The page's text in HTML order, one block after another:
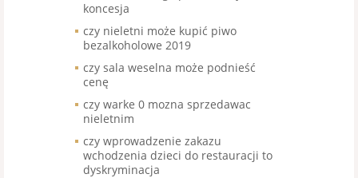
koncesja
czy nieletni może kupić piwo
bezalkoholowe 2019
czy sala weselna może podnieść
cenę
czy warke 0 mozna sprzedawac
nieletnim
czy wprowadzenie zakazu
wchodzenia dzieci do restauracji to
dyskryminacja